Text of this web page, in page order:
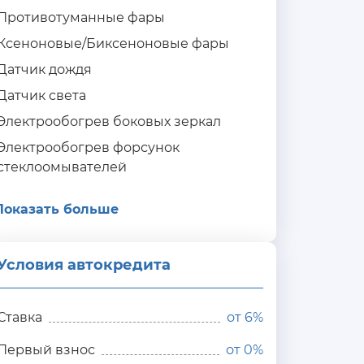
фары
Биксеноновые фары
дождя
света
боковых зеркал
форсунок
больше
автокредита
от 6%
взнос от 0%